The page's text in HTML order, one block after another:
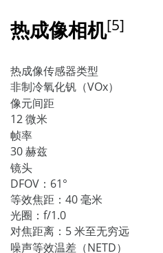
热成像相机[5]
热成像传感器类型
非制冷氧化钒（VOx）
像元间距
12 微米
帧率
30 赫兹
镜头
DFOV：61°
等效焦距：40 毫米
光圈：f/1.0
对焦距离：5 米至无穷远
噪声等效温差（NETD）